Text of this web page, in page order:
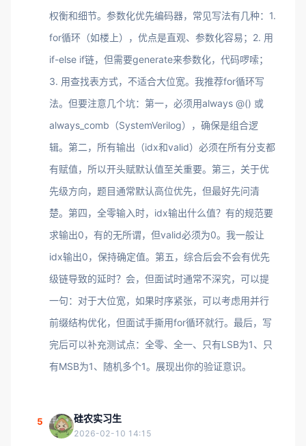
权衡和细节。参数化优先编码器，常见写法有几种：1.
for循环（如楼上），优点是直观、参数化容易；2. 用
if-else if链，但需要generate来参数化，代码啰嗦；
3. 用查找表方式，不适合大位宽。我推荐for循环写
法。但要注意几个坑：第一，必须用always @() 或
always_comb（SystemVerilog），确保是组合逻
辑。第二，所有输出（idx和valid）必须在所有分支都
有赋值，所以开头赋默认值至关重要。第三，关于优
先级方向，题目通常默认高位优先，但最好先问清
楚。第四，全零输入时，idx输出什么值？有的规范要
求输出0，有的无所谓，但valid必须为0。我一般让
idx输出0，保持确定值。第五，综合后会不会有优先
级链导致的延时？会，但面试时通常不深究，可以提
一句：对于大位宽，如果时序紧张，可以考虑用并行
前缀结构优化，但面试手撕用for循环就行。最后，写
完后可以补充测试点：全零、全一、只有LSB为1、只
有MSB为1、随机多个1。展现出你的验证意识。
5 硅农实习生
2026-02-10 14:15